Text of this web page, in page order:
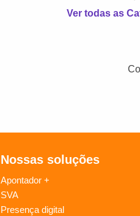
Ver todas as
Nossas soluções
Apontador +
SVA
Presença digital